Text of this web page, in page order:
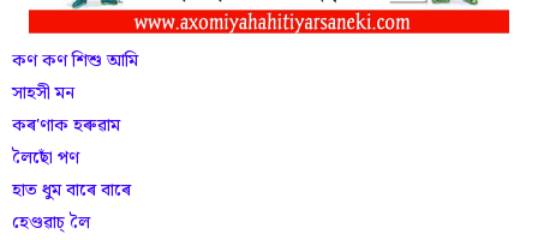
কণ কণ শিশু আমি
সাহসী মন
কৰ'ণাক হৰুৱাম
লৈছোঁ পণ
হাত ধুম বাৰে বাৰে
হেণ্ডৱাচ্ লৈ